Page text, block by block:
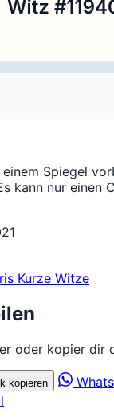
Spiegel
kann nur einen
Kurze Witze
oder kopier dir
kopieren